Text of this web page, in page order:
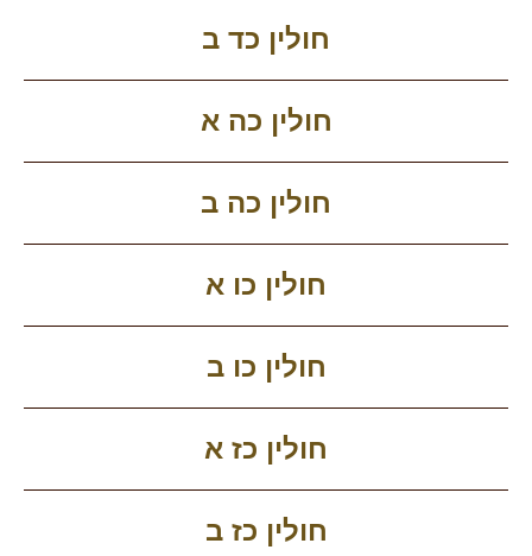
חולין כד ב
חולין כה א
חולין כה ב
חולין כו א
חולין כו ב
חולין כז א
חולין כז ב